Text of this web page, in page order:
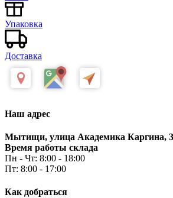
Упаковка
Доставка
Наш адрес
Мытищи, улица Академика Каргина,
Время работы склада
Пн - Чт: 8:00 - 18:00
Пт: 8:00 - 17:00
Как добраться